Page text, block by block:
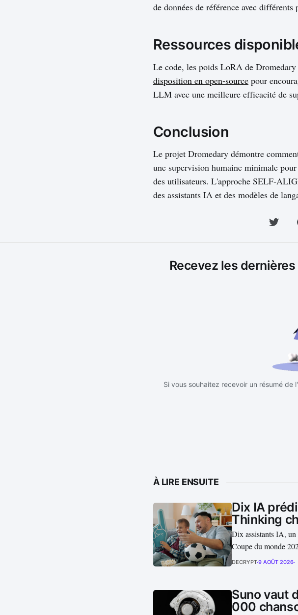
de données de référence avec différents
Ressources
Le code, les poids LoRA de
disposition en open-source pour
LLM avec une meilleure efficacité de
Conclusion
Le projet Dromedary démontre
une supervision humaine minimale
des utilisateurs. L'approche SELF-
des assistants IA et des modèles de
Recevez les
Si vous souhaitez recevoir un résumé de
À LIRE ENSUITE
Dix IA
Thinking
Dix assistants IA, un
Coupe du monde
valent réellement les
DECRYPT9 AOÛT 2026
Suno vaut
000